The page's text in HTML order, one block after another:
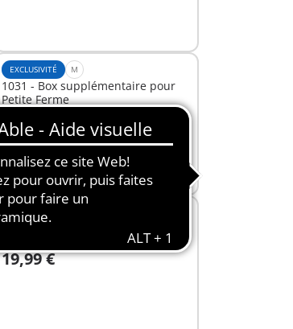
EXCLUSIVITÉ M
1031 - Box supplémentaire pour
Petite Ferme
Au panier
EXCLUSIVITÉ
6295 - Matériel de pédiatrie
19,99 €
Au panier